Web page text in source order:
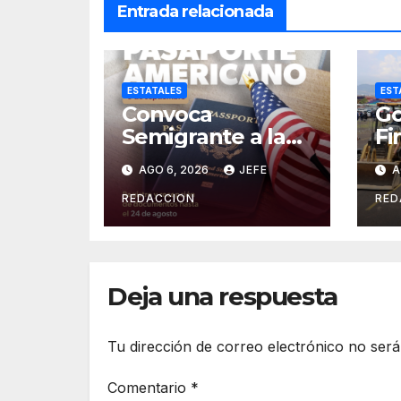
Entrada relacionada
ESTATALES
Convoca
Semigrante a la
Feria del
Pasaporte
Estadounidense
2026
AGO 6, 2026 JEFE
REDACCION
Deja una respuesta
Tu dirección de correo electrónico no
Comentario *